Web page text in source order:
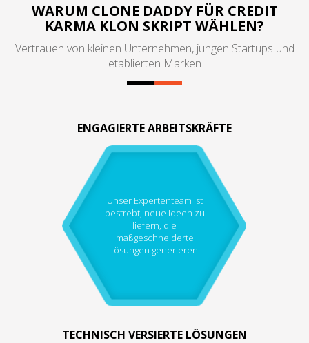
WARUM CLONE DADDY FÜR CREDIT
KARMA KLON SKRIPT WÄHLEN?
Vertrauen von kleinen Unternehmen, jungen Startups und
etablierten Marken
ENGAGIERTE ARBEITSKRÄFTE
Unser Expertenteam ist
bestrebt, neue Ideen zu
liefern, die
maßgeschneiderte
Lösungen generieren.
TECHNISCH VERSIERTE LÖSUNGEN